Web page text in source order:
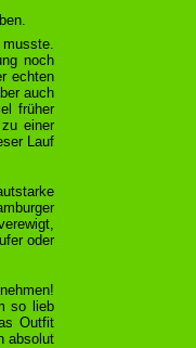
noch
echten
auch
früher
einer
Lauf
oder
so lieb
Outfit
absolut